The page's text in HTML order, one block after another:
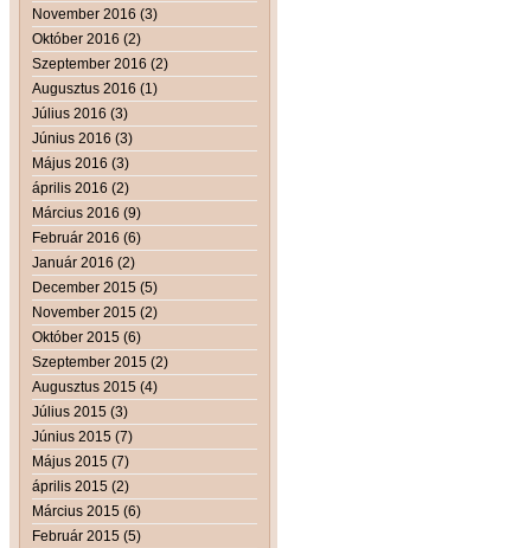
November 2016 (3)
Október 2016 (2)
Szeptember 2016 (2)
Augusztus 2016 (1)
Július 2016 (3)
Június 2016 (3)
Május 2016 (3)
április 2016 (2)
Március 2016 (9)
Február 2016 (6)
Január 2016 (2)
December 2015 (5)
November 2015 (2)
Október 2015 (6)
Szeptember 2015 (2)
Augusztus 2015 (4)
Július 2015 (3)
Június 2015 (7)
Május 2015 (7)
április 2015 (2)
Március 2015 (6)
Február 2015 (5)